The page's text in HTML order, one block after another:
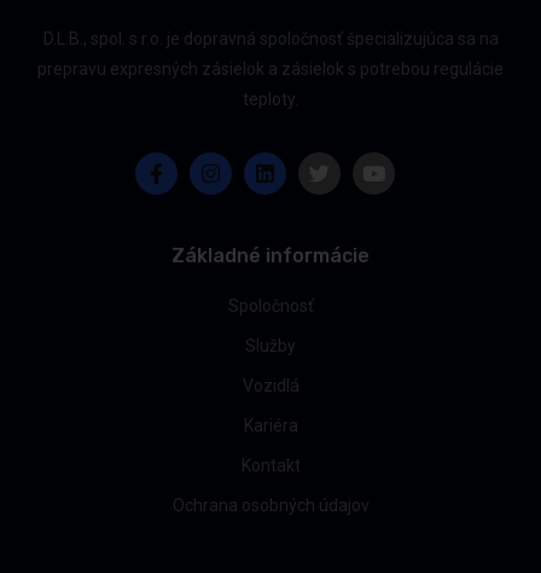
D.L.B., spol. s r.o. je dopravná spoločnosť špecializujúca sa na
prepravu expresných zásielok a zásielok s potrebou regulácie
teploty.
Základné informácie
Spoločnosť
Služby
Vozidlá
Kariéra
Kontakt
Ochrana osobných údajov